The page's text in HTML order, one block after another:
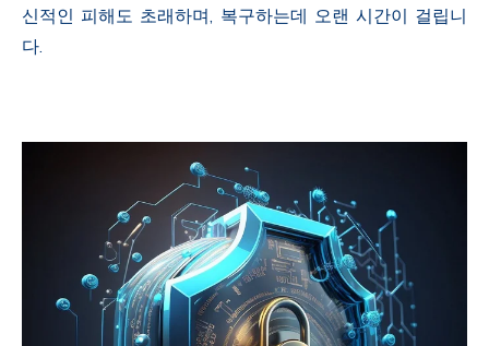
신적인 피해도 초래하며, 복구하는데 오랜 시간이 걸립니
다.